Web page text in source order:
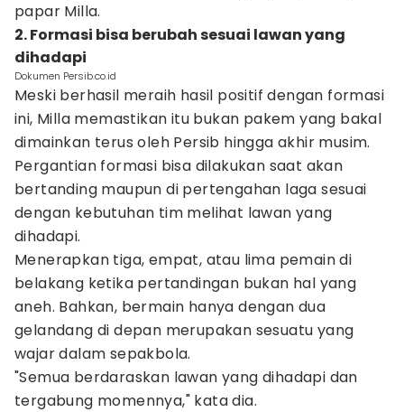
papar Milla.
2. Formasi bisa berubah sesuai lawan yang
dihadapi
Dokumen Persib.co.id
Meski berhasil meraih hasil positif dengan formasi
ini, Milla memastikan itu bukan pakem yang bakal
dimainkan terus oleh Persib hingga akhir musim.
Pergantian formasi bisa dilakukan saat akan
bertanding maupun di pertengahan laga sesuai
dengan kebutuhan tim melihat lawan yang
dihadapi.
Menerapkan tiga, empat, atau lima pemain di
belakang ketika pertandingan bukan hal yang
aneh. Bahkan, bermain hanya dengan dua
gelandang di depan merupakan sesuatu yang
wajar dalam sepakbola.
"Semua berdaraskan lawan yang dihadapi dan
tergabung momennya," kata dia.